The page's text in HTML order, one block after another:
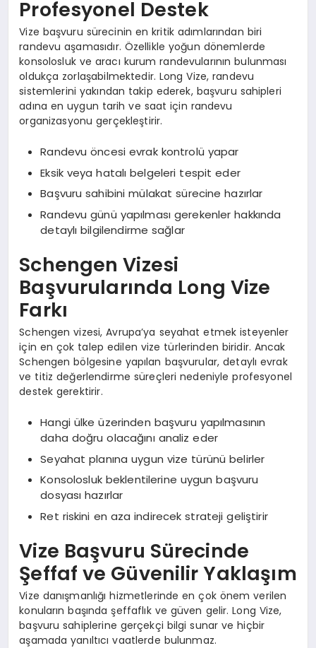
Profesyonel Destek
Vize başvuru sürecinin en kritik adımlarından biri
randevu aşamasıdır. Özellikle yoğun dönemlerde
konsolosluk ve aracı kurum randevularının bulunması
oldukça zorlaşabilmektedir. Long Vize, randevu
sistemlerini yakından takip ederek, başvuru sahipleri
adına en uygun tarih ve saat için randevu
organizasyonu gerçekleştirir.
Randevu öncesi evrak kontrolü yapar
Eksik veya hatalı belgeleri tespit eder
Başvuru sahibini mülakat sürecine hazırlar
Randevu günü yapılması gerekenler hakkında
detaylı bilgilendirme sağlar
Schengen Vizesi
Başvurularında Long Vize
Farkı
Schengen vizesi, Avrupa’ya seyahat etmek isteyenler
için en çok talep edilen vize türlerinden biridir. Ancak
Schengen bölgesine yapılan başvurular, detaylı evrak
ve titiz değerlendirme süreçleri nedeniyle profesyonel
destek gerektirir.
Hangi ülke üzerinden başvuru yapılmasının
daha doğru olacağını analiz eder
Seyahat planına uygun vize türünü belirler
Konsolosluk beklentilerine uygun başvuru
dosyası hazırlar
Ret riskini en aza indirecek strateji geliştirir
Vize Başvuru Sürecinde
Şeffaf ve Güvenilir Yaklaşım
Vize danışmanlığı hizmetlerinde en çok önem verilen
konuların başında şeffaflık ve güven gelir. Long Vize,
başvuru sahiplerine gerçekçi bilgi sunar ve hiçbir
aşamada yanıltıcı vaatlerde bulunmaz.